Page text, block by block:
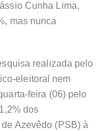
Cunha Lima,
mas nunca
realizada pelo
eleitoral nem
feira (06) pelo
dos
Azevêdo (PSB) à